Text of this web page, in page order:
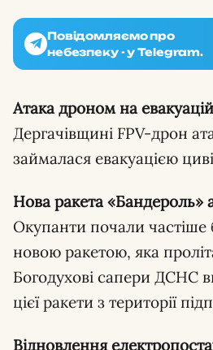
Повідомляємо про
небезпеку - у Telegram.
Атака дроном на
Дергачівщині FPV-дрон
займалася евакуацією
Нова ракета «Бандероль»
Окупанти почали частіше
новою ракетою, яка
Богодухові сапери ДСНС
цієї ракети з території
Відновлення